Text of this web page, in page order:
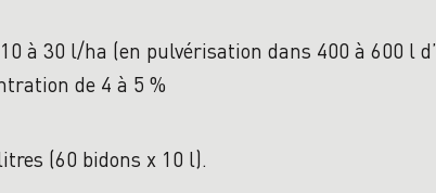
10 à 30 l/ha (en pulvérisation dans 400 à 600 l
de 4 à 5 %
(60 bidons x 10 l).